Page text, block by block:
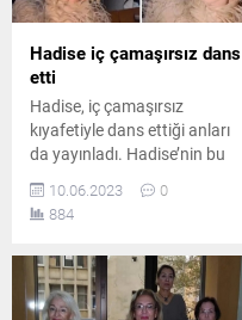
Hadise iç çamaşırsız dans
etti
Hadise, iç çamaşırsız
kıyafetiyle dans ettiği anları
da yayınladı. Hadise’nin bu
seksi dansı sosyal medyayı
salladı..
10.06.2023
0
884